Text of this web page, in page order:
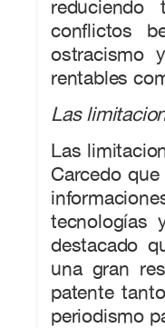
conflictos
ostracismo
rentables
Las
Las
Carcedo
tecnologías
destacado
una gran
patente
periodismo